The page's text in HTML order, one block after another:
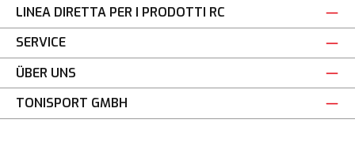
LINEA DIRETTA PER I PRODOTTI RC
SERVICE
ÜBER UNS
TONISPORT GMBH